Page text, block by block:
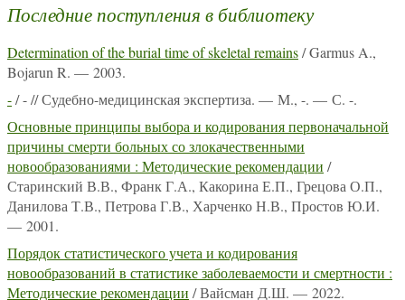
Последние поступления в библиотеку
Determination of the burial time of skeletal remains/ Garmus A.,
Bojarun R. — 2003.
-/ - // Судебно-медицинская экспертиза. — М., -. — С. -.
Основные принципы выбора и кодирования первоначальной
причины смерти больных со злокачественными
новообразованиями : Методические рекомендации /
Старинский В.В., Франк Г.А., Какорина Е.П., Грецова О.П.,
Данилова Т.В., Петрова Г.В., Харченко Н.В., Простов Ю.И.
— 2001.
Порядок статистического учета и кодирования
новообразований в статистике заболеваемости и смертности :
Методические рекомендации / Вайсман Д.Ш. — 2022.